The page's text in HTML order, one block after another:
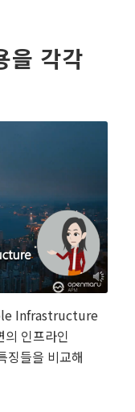
을 각각
Infrastructure
의 인프라인
들을 비교해